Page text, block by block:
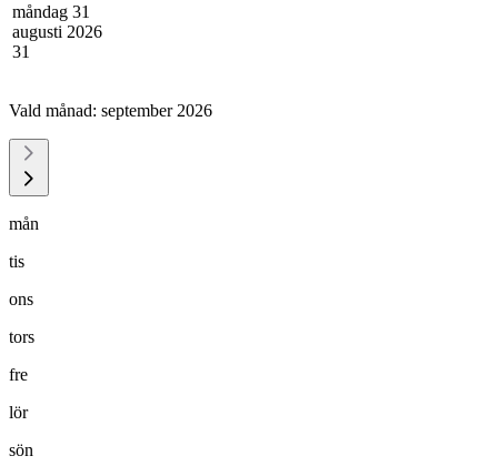
måndag 31
augusti 2026
31
Vald månad: september 2026
mån
tis
ons
tors
fre
lör
sön